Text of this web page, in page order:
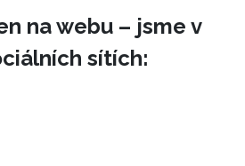
na webu – jsme v
sítích: